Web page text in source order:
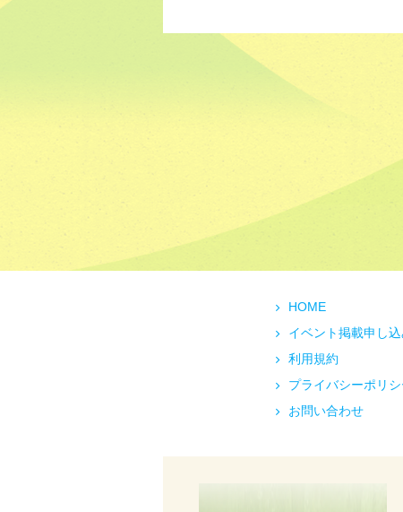
HOME
イベント掲載申し
利用規約
プライバシーポリシ
お問い合わせ